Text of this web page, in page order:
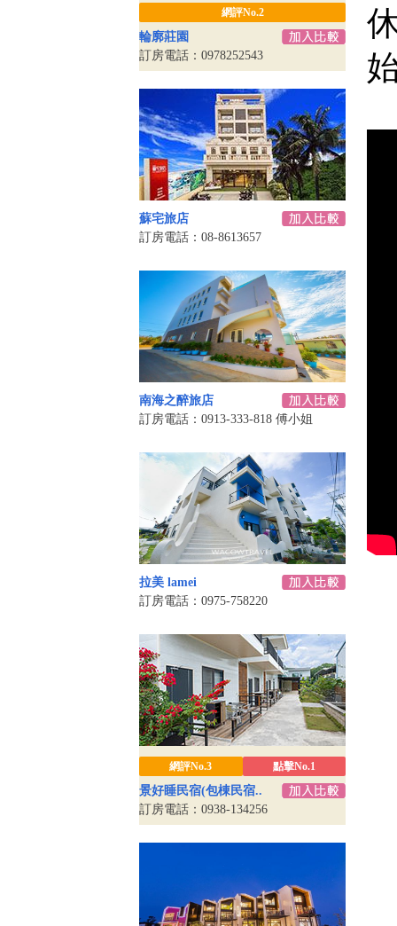
網評No.2
輪廓莊園
訂房電話：0978252543
蘇宅旅店
訂房電話：08-8613657
南海之醉旅店
訂房電話：0913-333-818 傅小姐
拉美 lamei
訂房電話：0975-758220
網評No.3 點擊No.1
景好睡民宿(包棟民宿..
訂房電話：0938-134256